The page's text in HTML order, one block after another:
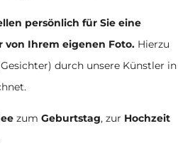
persönlich für Sie eine
Ihrem eigenen Foto. Hierzu
durch unsere Künstler in
zum Geburtstag, zur Hochzeit